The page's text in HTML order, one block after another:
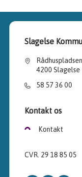
Slagelse
4200 Slagelse
58 57 36 00
Kontakt os
Kontakt
CVR. 29 18 85 05